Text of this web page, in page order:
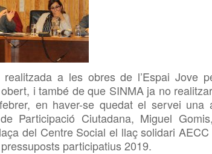
a les obres de l’Espai Jove
i també de que SINMA ja no
en haver-se quedat el servei una
Participació Ciutadana, Miguel
del Centre Social el llaç solidari
participatius 2019.